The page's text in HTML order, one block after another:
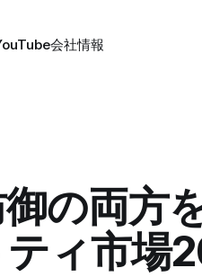
会社情報
の両方
ィ市場